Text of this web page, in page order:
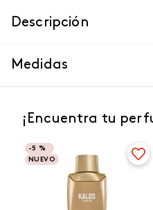
Descripción
Medidas
¡Encuentra tu
-5 %
NUEVO